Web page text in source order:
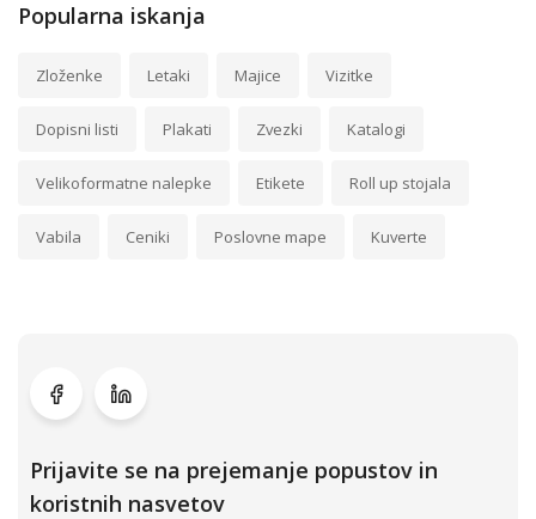
Popularna iskanja
Zloženke Letaki Majice Vizitke
Dopisni listi Plakati Zvezki Katalogi
Velikoformatne nalepke Etikete Roll up stojala
Vabila Ceniki Poslovne mape Kuverte
Prijavite se na prejemanje popustov in
koristnih nasvetov